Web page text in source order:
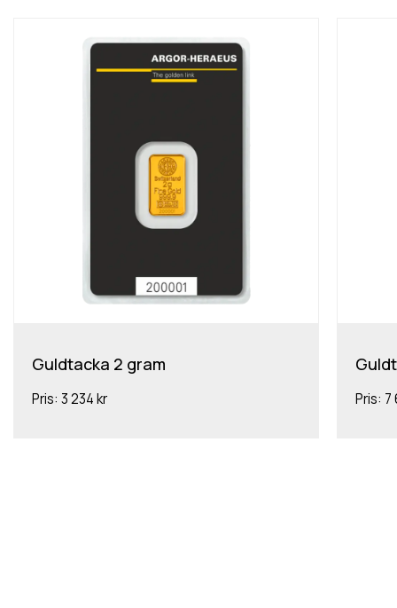
Guldtacka 2 gram
Pris: 3 234 kr Pris: 7